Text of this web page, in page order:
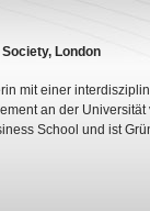
London
mit einer
an der Universität
School und ist